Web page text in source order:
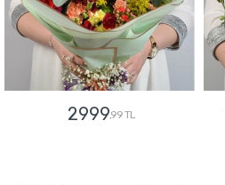
2999,99 TL